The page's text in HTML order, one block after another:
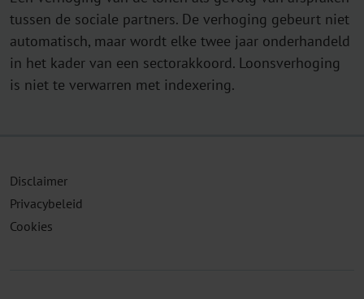
tussen de sociale partners. De verhoging gebeurt niet
automatisch, maar wordt elke twee jaar onderhandeld
in het kader van een sectorakkoord. Loonsverhoging
is niet te verwarren met indexering.
Disclaimer
Privacybeleid
Cookies